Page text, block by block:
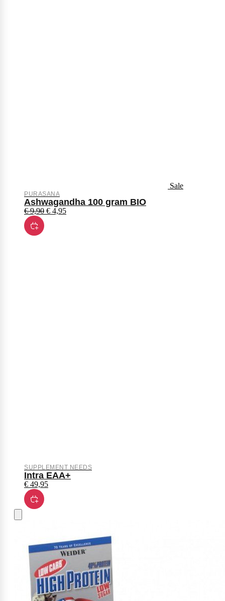
Sale
PURASANA
Ashwagandha 100 gram BIO
€9,90 € 4,95
SUPPLEMENT NEEDS
Intra EAA+
€ 49,95